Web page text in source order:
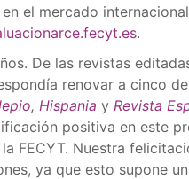
el mercado
.
De las revistas
renovar a cinco
, Hispania y Revista
positiva en este
FECYT. Nuestra
ya que esto supone